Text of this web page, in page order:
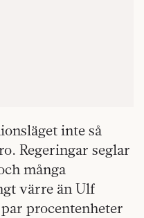
inte så
Regeringar seglar
många
värre än Ulf
procentenheter